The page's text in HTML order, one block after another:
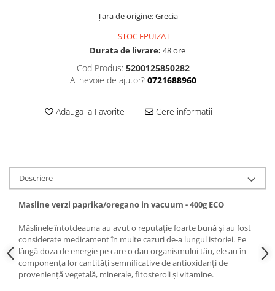
Țara de origine: Grecia
STOC EPUIZAT
Durata de livrare: 48 ore
Cod Produs: 5200125850282
Ai nevoie de ajutor? 0721688960
Adauga la Favorite Cere informatii
Descriere
Masline verzi paprika/oregano in vacuum - 400g ECO
Măslinele întotdeauna au avut o reputație foarte bună și au fost
considerate medicament în multe cazuri de-a lungul istoriei. Pe
lângă doza de energie pe care o dau organismului tău, ele au în
componența lor cantități semnificative de antioxidanți de
proveniență vegetală, minerale, fitosteroli și vitamine.